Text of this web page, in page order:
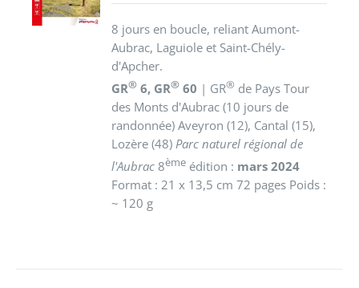
DÉTAILS
8 jours en boucle, reliant Aumont-
Aubrac, Laguiole et Saint-Chély-
d'Apcher.
GR® 6, GR® 60 | GR® de Pays Tour
des Monts d'Aubrac (10 jours de
randonnée) Aveyron (12), Cantal (15),
Lozère (48)Parc naturel régional de
l'Aubrac 8ème édition : mars 2024
Format : 21 x 13,5 cm 72 pages Poids :
~ 120 g